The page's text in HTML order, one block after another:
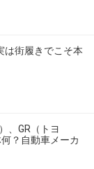
は街履きでこそ本
、GR（トヨ
？自動車メーカ